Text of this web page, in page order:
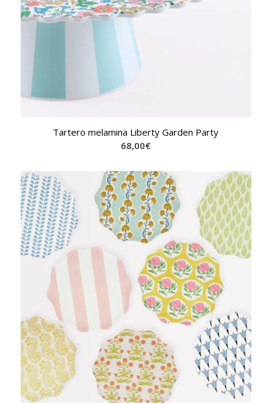
Tartero melamina Liberty Garden Party
68,00€